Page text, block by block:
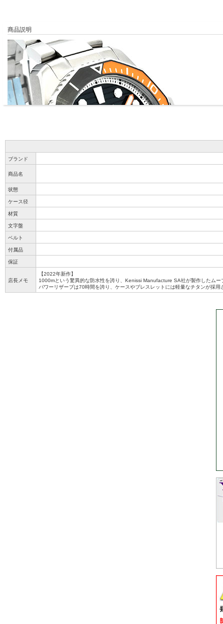
商品説明
ブランド
商品名
状態
ケース径
材質
文字盤
ベルト
付属品
保証
店長メモ
【2022年新作】
1000mという驚異的な防水性を誇り、Kenissi Manufacture SA社が製作したムー
パワーリザーブは70時間を誇り、ケースやブレスレットには軽量なチタンが採用